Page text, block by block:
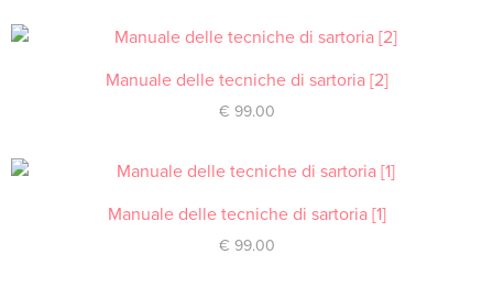
ACQUISTA
Manuale delle tecniche di sartoria [2]
€ 99.00
ACQUISTA
Manuale delle tecniche di sartoria [1]
€ 99.00